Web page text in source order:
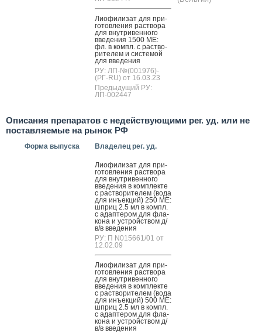
Ли­офи­лизат для при­
готов­ле­ния рас­тво­ра
для внут­ри­вен­но­го
вве­дения 1500 МЕ:
фл. в компл. с рас­тво­
рите­лем и сис­те­мой
для вве­дения
РУ: ЛП-№(001976)-
(РГ-RU) от 16.03.23
Предыдущий РУ:
ЛП-002447
Описания препаратов с недействующими рег. уд. или не
поставляемые на рынок РФ
Форма выпуска Владелец рег. уд.
Ли­офи­лизат для при­
готов­ле­ния рас­тво­ра
для внут­ри­вен­но­го
вве­дения в ком­плек­те
с рас­тво­рите­лем (во­да
для инъ­ек­ций) 250 МЕ:
шприц 2.5 мл в компл.
с адап­те­ром для фла­
кона и ус­трой­ством д/
в/в вве­дения
РУ: П N015661/01 от
12.02.09
Ли­офи­лизат для при­
готов­ле­ния рас­тво­ра
для внут­ри­вен­но­го
вве­дения в ком­плек­те
с рас­тво­рите­лем (во­да
для инъ­ек­ций) 500 МЕ:
шприц 2.5 мл в компл.
с адап­те­ром для фла­
кона и ус­трой­ством д/
в/в вве­дения